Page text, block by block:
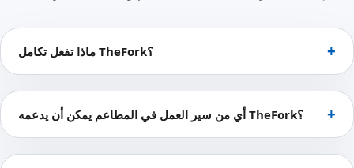
ماذا تفعل تكامل TheFork؟
أي من سير العمل في المطاعم يمكن أن يدعمه TheFork؟